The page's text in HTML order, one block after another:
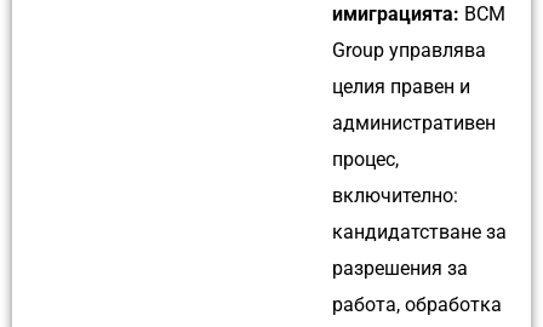
имиграцията: BCM
Group управлява
целия правен и
административен
процес,
включително:
кандидатстване за
разрешения за
работа, обработка